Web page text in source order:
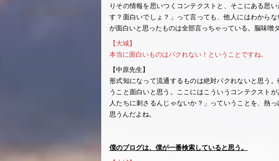
りその情報を思いつくコンテクストと、そこにある思
す？面白いでしょ？」って言っても、他人にはわから
が面白いと思ったものは全部言っちゃっている。脳味噌
【大城】
本当に面白いものはパクれない！ということですね。
【中原先生】
形式知になって流通するものは絶対パクれないと思う
うこと面白いと思う。ここにはこういうコンテクスト
人たちに刺さるんじゃないか？」っていうことを、熱
思うんだよね。
僕のブログは、僕が一番検索していると思う。